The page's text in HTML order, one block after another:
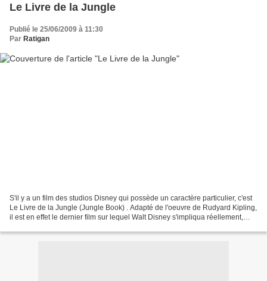
Le Livre de la Jungle
Publié le 25/06/2009 à 11:30
Par Ratigan
S'il y a un film des studios Disney qui possède un caractère particulier, c'est
Le Livre de la Jungle (Jungle Book) . Adapté de l'oeuvre de Rudyard Kipling,
il est en effet le dernier film sur lequel Walt Disney s'impliqua réellement,